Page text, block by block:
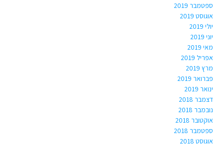
ספטמבר 2019
אוגוסט 2019
יולי 2019
יוני 2019
מאי 2019
אפריל 2019
מרץ 2019
פברואר 2019
ינואר 2019
דצמבר 2018
נובמבר 2018
אוקטובר 2018
ספטמבר 2018
אוגוסט 2018